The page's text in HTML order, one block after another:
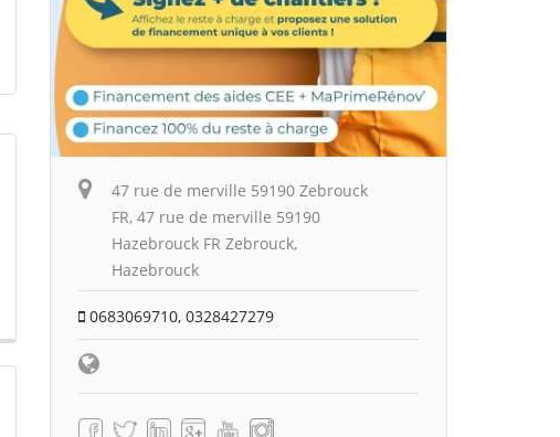
47 rue de merville 59190 Zebrouck
FR, 47 rue de merville 59190
Hazebrouck FR Zebrouck,
Hazebrouck
0683069710, 0328427279